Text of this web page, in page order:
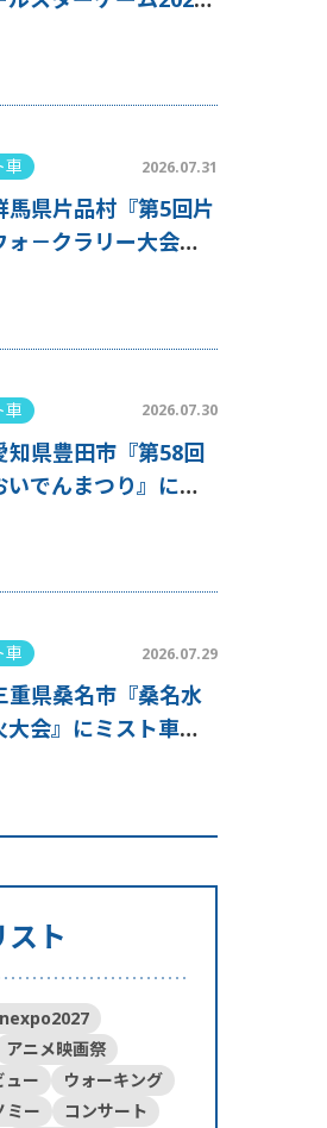
車 2026.07.31
馬県片品村『第5回片
ォ－クラリー大会』
車 2026.07.30
知県豊田市『第58回
いでんまつり』にミ
車 2026.07.29
重県桑名市『桑名水
大会』にミスト車が
ト
アニメ映画祭
ュー
ウォーキング
ミー
コンサート